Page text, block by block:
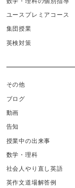
ユースプレミアコース
集団授業
英検対策
その他
ブログ
動画
告知
授業中の出来事
数学・理科
社会人やり直し英語
英作文道場解答例